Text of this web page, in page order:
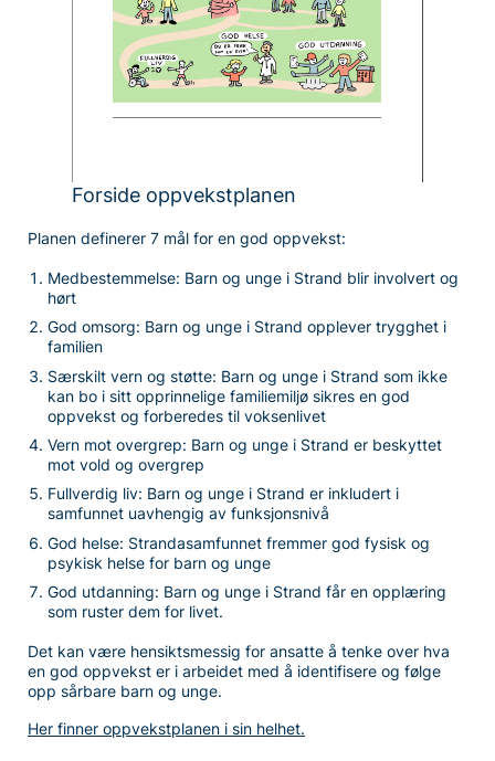
Forside oppvekstplanen
Planen definerer 7 mål for en god oppvekst:
Medbestemmelse: Barn og unge i Strand blir involvert og
hørt
God omsorg: Barn og unge i Strand opplever trygghet i
familien
Særskilt vern og støtte: Barn og unge i Strand som ikke
kan bo i sitt opprinnelige familiemiljø sikres en god
oppvekst og forberedes til voksenlivet
Vern mot overgrep: Barn og unge i Strand er beskyttet
mot vold og overgrep
Fullverdig liv: Barn og unge i Strand er inkludert i
samfunnet uavhengig av funksjonsnivå
God helse: Strandasamfunnet fremmer god fysisk og
psykisk helse for barn og unge
God utdanning: Barn og unge i Strand får en opplæring
som ruster dem for livet.
Det kan være hensiktsmessig for ansatte å tenke over hva
en god oppvekst er i arbeidet med å identifisere og følge
opp sårbare barn og unge.
Her finner oppvekstplanen i sin helhet.